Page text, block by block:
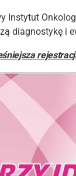
Instytut
diagnostykę i